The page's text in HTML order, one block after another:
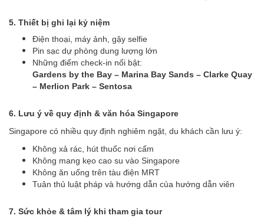
5. Thiết bị ghi lại kỷ niệm
Điện thoại, máy ảnh, gậy selfie
Pin sạc dự phòng dung lượng lớn
Những điểm check-in nổi bật:
Gardens by the Bay – Marina Bay Sands – Clarke Quay
– Merlion Park – Sentosa
6. Lưu ý về quy định & văn hóa Singapore
Singapore có nhiều quy định nghiêm ngặt, du khách cần lưu ý:
Không xả rác, hút thuốc nơi cấm
Không mang kẹo cao su vào Singapore
Không ăn uống trên tàu điện MRT
Tuân thủ luật pháp và hướng dẫn của hướng dẫn viên
7. Sức khỏe & tâm lý khi tham gia tour